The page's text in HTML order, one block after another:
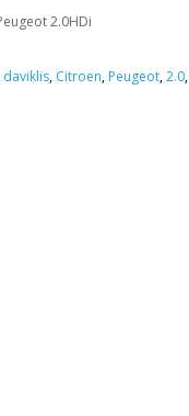
2.0HDi
daviklis, Citroen, Peugeot,2.0,